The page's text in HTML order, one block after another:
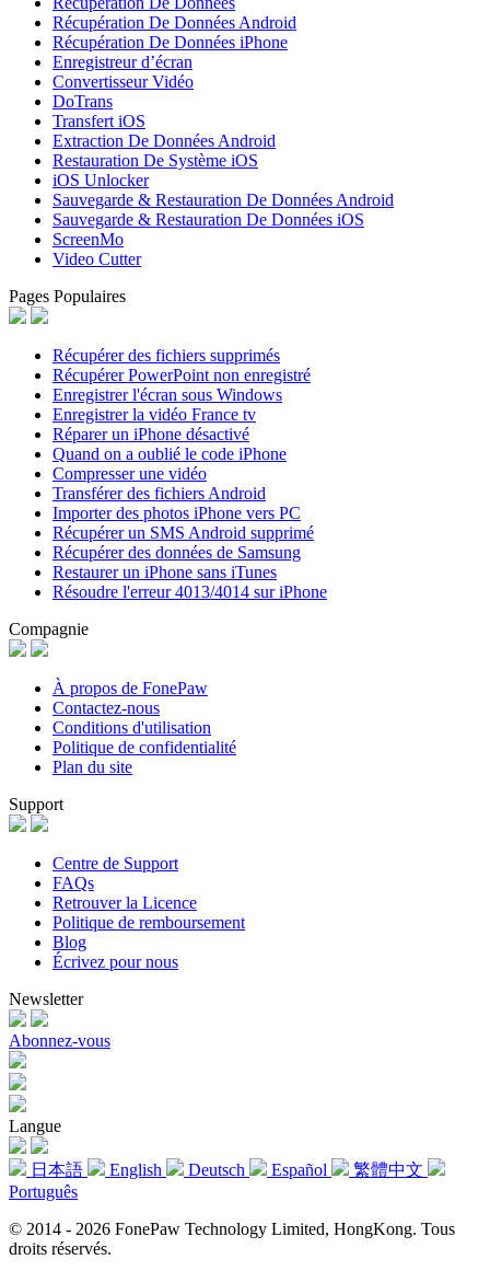
Récupération De Données Android
Récupération De Données iPhone
Enregistreur d’écran
Convertisseur Vidéo
DoTrans
Transfert iOS
Extraction De Données Android
Restauration De Système iOS
iOS Unlocker
Sauvegarde & Restauration De Données Android
Sauvegarde & Restauration De Données iOS
ScreenMo
Video Cutter
Pages Populaires
Récupérer des fichiers supprimés
Récupérer PowerPoint non enregistré
Enregistrer l'écran sous Windows
Enregistrer la vidéo France tv
Réparer un iPhone désactivé
Quand on a oublié le code iPhone
Compresser une vidéo
Transférer des fichiers Android
Importer des photos iPhone vers PC
Récupérer un SMS Android supprimé
Récupérer des données de Samsung
Restaurer un iPhone sans iTunes
Résoudre l'erreur 4013/4014 sur iPhone
Compagnie
À propos de FonePaw
Contactez-nous
Conditions d'utilisation
Politique de confidentialité
Plan du site
Support
Centre de Support
FAQs
Retrouver la Licence
Politique de remboursement
Blog
Écrivez pour nous
Newsletter
Abonnez-vous
Langue
日本語 English Deutsch Español
繁體中文
Português
© 2014 - 2026 FonePaw Technology Limited, HongKong. Tous
droits réservés.